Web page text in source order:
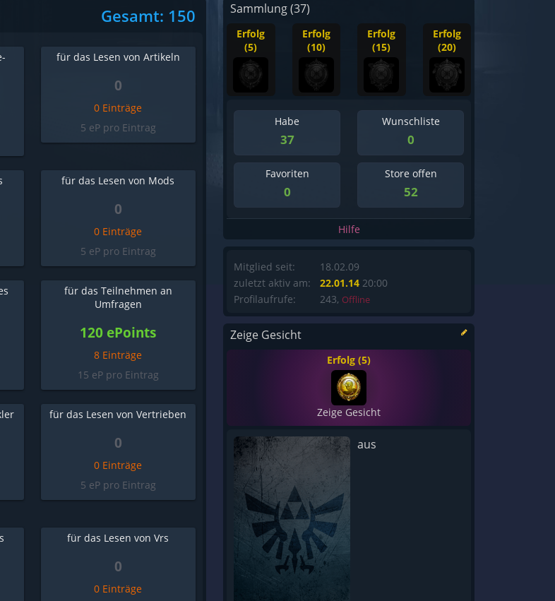
Gesamt: 150
für das Lesen von Artikeln
0
0 Einträge
5 eP pro Eintrag
für das Lesen von Mods
0
0 Einträge
5 eP pro Eintrag
für das Teilnehmen an
Umfragen
120 ePoints
8 Einträge
15 eP pro Eintrag
für das Lesen von Vertrieben
0
0 Einträge
5 eP pro Eintrag
für das Lesen von Vrs
0
0 Einträge
Sammlung (37)
Erfolg
(5)
Erfolg
(10)
Erfolg
(15)
Erfolg
(20)
Habe
37
Wunschliste
0
Favoriten
0
Store offen
52
Hilfe
Mitglied seit:
zuletzt aktiv am:
Profilaufrufe:
18.02.09
22.01.14 20:00
243, Offline
Zeige Gesicht
Erfolg (5)
Zeige Gesicht
aus